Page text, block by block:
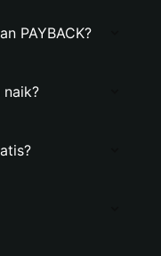
PAYBACK?
naik?